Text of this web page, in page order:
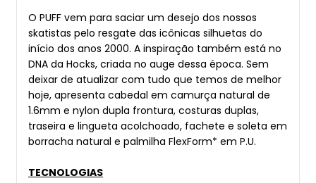
O PUFF vem para saciar um desejo dos nossos
skatistas pelo resgate das icônicas silhuetas do
início dos anos 2000. A inspiração também está no
DNA da Hocks, criada no auge dessa época. Sem
deixar de atualizar com tudo que temos de melhor
hoje, apresenta cabedal em camurça natural de
1.6mm e nylon dupla frontura, costuras duplas,
traseira e lingueta acolchoado, fachete e soleta em
borracha natural e palmilha FlexForm* em P.U.
TECNOLOGIAS